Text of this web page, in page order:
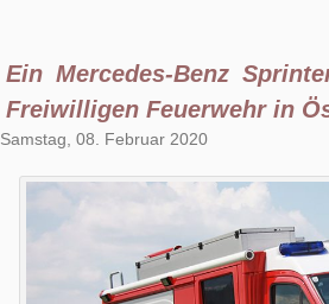
Ein Mercedes-Benz
Freiwilligen Feuerwehr in
Samstag, 08. Februar 2020